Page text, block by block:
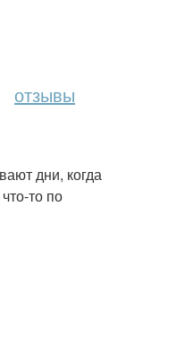
отзывы
дни, когда
то по